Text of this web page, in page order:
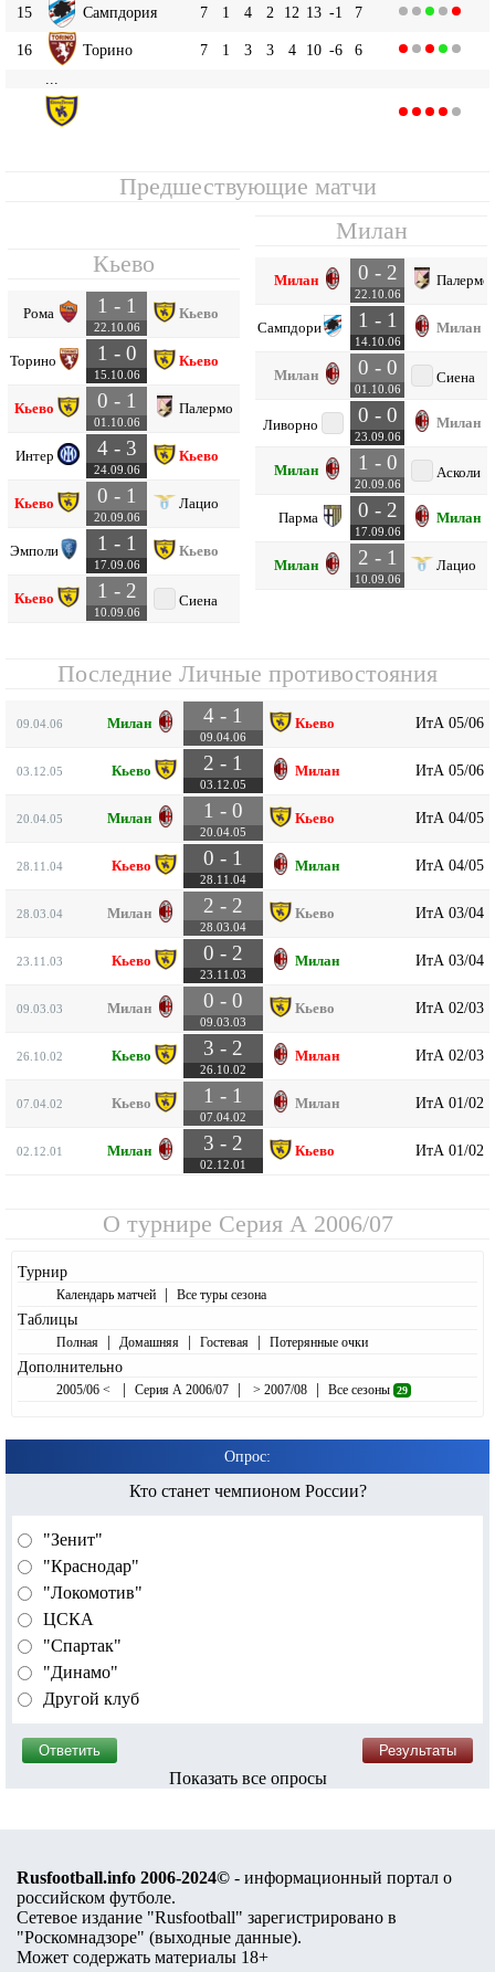
15
Сампдория 7 1 4 2 12 13 -1 7
16 Торино 7 1 3 3 4 10 -6
6
Предшествующие матчи
Кьево
Рома 1 - 1
22.10.06
Кьево
Торино 1 - 0
15.10.06
Кьево
Кьево 0 - 1
01.10.06
Палермо
Интер 4 - 3
24.09.06
Кьево
Кьево 0 - 1
20.09.06
Лацио
Эмполи 1 - 1
17.09.06
Кьево
Кьево 1 - 2
10.09.06
Сиена
Милан
Милан 0 - 2
22.10.06
Палермо
Сампдория 1 - 1
14.10.06
Милан
Милан 0 - 0
01.10.06
Сиена
Ливорно 0 - 0
23.09.06
Милан
Милан 1 - 0
20.09.06
Асколи
Парма 0 - 2
17.09.06
Милан
Милан 2 - 1
10.09.06
Лацио
Последние Личные противостояния
09.04.06 Милан 4 - 1
09.04.06
Кьево ИтА 05/06
03.12.05 Кьево 2 - 1
03.12.05
Милан ИтА 05/06
20.04.05 Милан 1 - 0
20.04.05
Кьево ИтА 04/05
28.11.04 Кьево 0 - 1
28.11.04
Милан ИтА 04/05
28.03.04 Милан 2 - 2
28.03.04
Кьево ИтА 03/04
23.11.03 Кьево 0 - 2
23.11.03
Милан ИтА 03/04
09.03.03 Милан 0 - 0
09.03.03
Кьево ИтА 02/03
26.10.02 Кьево 3 - 2
26.10.02
Милан ИтА 02/03
07.04.02 Кьево 1 - 1
07.04.02
Милан ИтА 01/02
02.12.01 Милан 3 - 2
02.12.01
Кьево ИтА 01/02
О турнире Серия А 2006/07
Турнир
Календарь матчей | Все туры сезона
Таблицы
Полная | Домашняя | Гостевая | Потерянные очки
Дополнительно
2005/06 < | Серия А 2006/07 | > 2007/08 | Все сезоны 29
Опрос:
Кто станет чемпионом России?
"Зенит"
"Краснодар"
"Локомотив"
ЦСКА
"Спартак"
"Динамо"
Другой клуб
Показать все опросы
Rusfootball.info 2006-2024© - информационный портал о
российском футболе.
Сетевое издание "Rusfootball" зарегистрировано в
"Роскомнадзоре" (выходные данные).
Может содержать материалы 18+